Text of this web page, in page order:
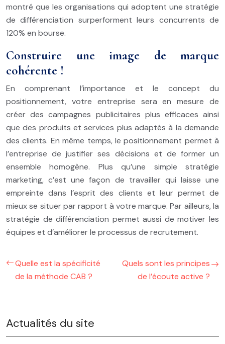
montré que les organisations qui adoptent une stratégie
de différenciation surperforment leurs concurrents de
120% en bourse.
Construire une image de marque
cohérente !
En comprenant l’importance et le concept du
positionnement, votre entreprise sera en mesure de
créer des campagnes publicitaires plus efficaces ainsi
que des produits et services plus adaptés à la demande
des clients. En même temps, le positionnement permet à
l’entreprise de justifier ses décisions et de former un
ensemble homogène. Plus qu’une simple stratégie
marketing, c’est une façon de travailler qui laisse une
empreinte dans l’esprit des clients et leur permet de
mieux se situer par rapport à votre marque. Par ailleurs, la
stratégie de différenciation permet aussi de motiver les
équipes et d’améliorer le processus de recrutement.
Quelle est la spécificité
de la méthode CAB ?
Quels sont les principes
de l’écoute active ?
Actualités du site